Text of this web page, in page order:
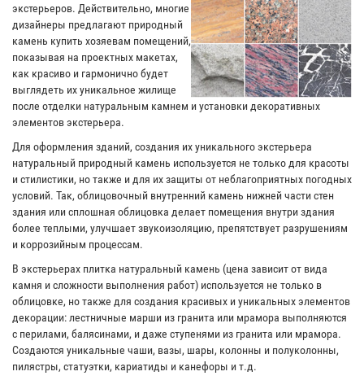
экстерьеров. Действительно, многие
дизайнеры предлагают природный
камень купить хозяевам помещений,
показывая на проектных макетах,
как красиво и гармонично будет
выглядеть их уникальное жилище
после отделки натуральным камнем и установки декоративных
элементов экстерьера.
Для оформления зданий, создания их уникального экстерьера
натуральный природный камень используется не только для красоты
и стилистики, но также и для их защиты от неблагоприятных погодных
условий. Так, облицовочный внутренний камень нижней части стен
здания или сплошная облицовка делает помещения внутри здания
более теплыми, улучшает звукоизоляцию, препятствует разрушениям
и коррозийным процессам.
В экстерьерах плитка натуральный камень (цена зависит от вида
камня и сложности выполнения работ) используется не только в
облицовке, но также для создания красивых и уникальных элементов
декорации: лестничные марши из гранита или мрамора выполняются
с перилами, балясинами, и даже ступенями из гранита или мрамора.
Создаются уникальные чаши, вазы, шары, колонны и полуколонны,
пилястры, статуэтки, кариатиды и канефоры и т.д.